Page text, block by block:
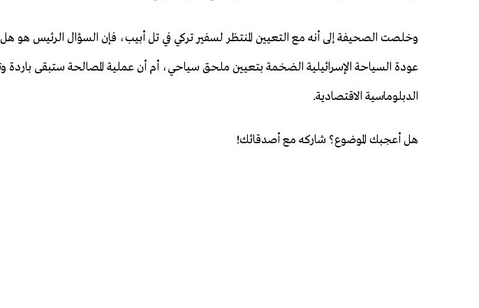
وخلصت الصحيفة إلى أنه مع التعيين المنتظر لسفير تركي في تل أبيب، فإن السؤال الرئيس هو
عودة السياحة الإسرائيلية الضخمة بتعيين ملحق سياحي، أم أن عملية المصالحة ستبقى باردة
الدبلوماسية الاقتصادية.
هل أعجبك الموضوع؟ شاركه مع أصدقائك!